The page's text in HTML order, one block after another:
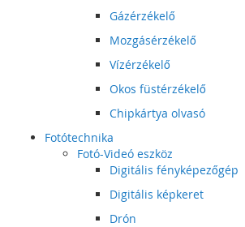
Gázérzékelő
Mozgásérzékelő
Vízérzékelő
Okos füstérzékelő
Chipkártya olvasó
Fotótechnika
Fotó-Videó eszköz
Digitális fényképezőgép
Digitális képkeret
Drón